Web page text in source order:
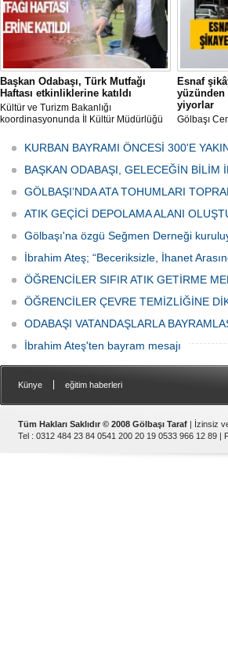
Başkan Odabaşı, Türk Mutfağı
Haftası etkinliklerine katıldı
Kültür ve Turizm Bakanlığı
koordinasyonunda İl Kültür Müdürlüğü
Haftası" etkinlikleri Ankara'da devam
ediyor.
Esnaf
yüzünden
yiyorlar
Gölbaşı
bulunan
canından
KURBAN BAYRAMI ÖNCESİ 300'E
BAŞKAN ODABAŞI, GELECEĞİN BİLİM
GÖLBAŞI’NDA ATA TOHUMLARI
ATIK GEÇİCİ DEPOLAMA ALANI
Gölbaşı'na özgü Seğmen Derneği
İbrahim Ateş; “Beceriksizle, İhanet
ÖĞRENCİLER SIFIR ATIK GETİRME
ÖĞRENCİLER ÇEVRE TEMİZLİĞİNE
ODABAŞI VATANDAŞLARLA
İbrahim Ateş'ten bayram mesajı
Künye eğitim haberleri
Tüm Hakları Saklıdır © 2008 Gölbaşı Taraf | İzinsiz
Tel : 0312 484 23 84 0541 200 20 19 0533 966 12 89 |